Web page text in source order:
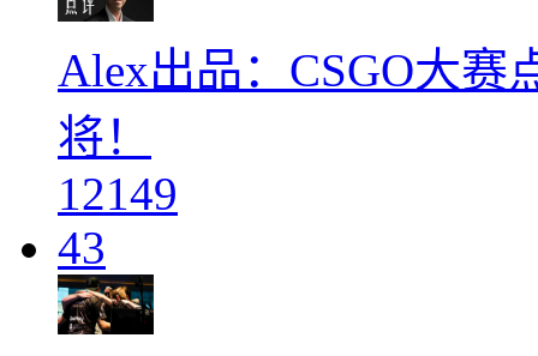
Alex出品：CSGO大赛
将！
12149
43